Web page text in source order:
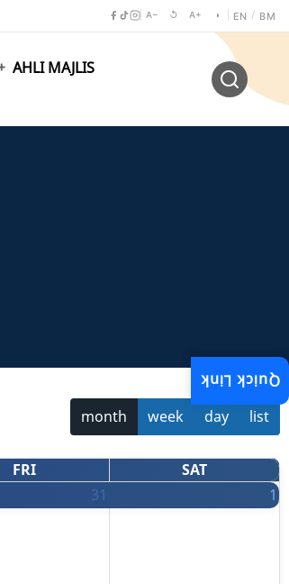
A− ↺ A+ ◑ EN / BM
AHLI MAJLIS
month week day list
FRI
SAT
31 1
Quick Link